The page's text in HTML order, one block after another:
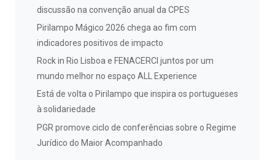
discussão na convenção anual da CPES
Pirilampo Mágico 2026 chega ao fim com
indicadores positivos de impacto
Rock in Rio Lisboa e FENACERCI juntos por um
mundo melhor no espaço ALL Experience
Está de volta o Pirilampo que inspira os portugueses
à solidariedade
PGR promove ciclo de conferências sobre o Regime
Jurídico do Maior Acompanhado